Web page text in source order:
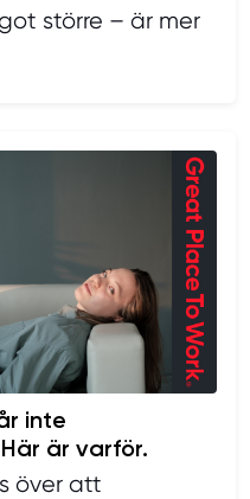
större – är mer
inte
är varför.
över att